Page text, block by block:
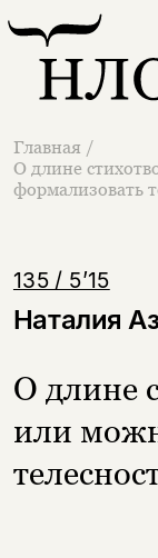
Главная /
О длине
формализовать
135 / 5’15
Наталия
О длине
или